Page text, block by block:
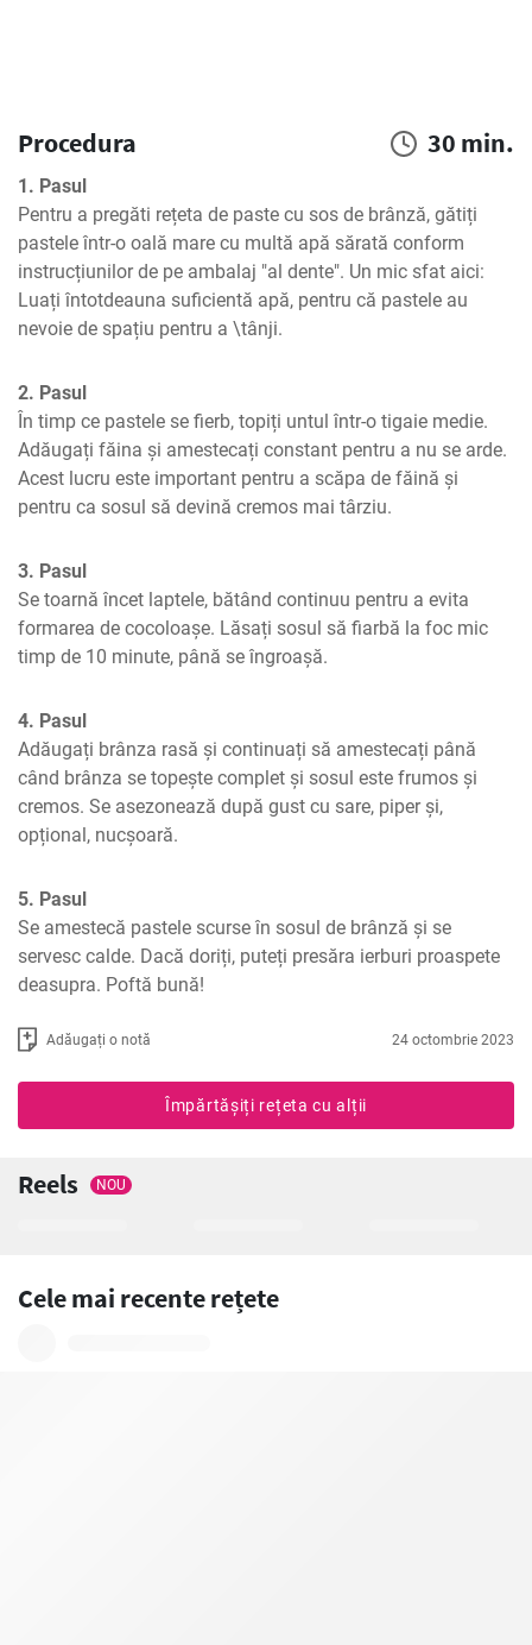
Procedura 30 min.
1. Pasul
Pentru a pregăti rețeta de paste cu sos de brânză, gătiți
pastele într-o oală mare cu multă apă sărată conform
instrucțiunilor de pe ambalaj "al dente". Un mic sfat aici:
Luați întotdeauna suficientă apă, pentru că pastele au
nevoie de spațiu pentru a \tânji.
2. Pasul
În timp ce pastele se fierb, topiți untul într-o tigaie medie.
Adăugați făina și amestecați constant pentru a nu se arde.
Acest lucru este important pentru a scăpa de făină și
pentru ca sosul să devină cremos mai târziu.
3. Pasul
Se toarnă încet laptele, bătând continuu pentru a evita
formarea de cocoloașe. Lăsați sosul să fiarbă la foc mic
timp de 10 minute, până se îngroașă.
4. Pasul
Adăugați brânza rasă și continuați să amestecați până
când brânza se topește complet și sosul este frumos și
cremos. Se asezonează după gust cu sare, piper și,
opțional, nucșoară.
5. Pasul
Se amestecă pastele scurse în sosul de brânză și se
servesc calde. Dacă doriți, puteți presăra ierburi proaspete
deasupra. Poftă bună!
Adăugați o notă 24 octombrie 2023
Împărtășiți rețeta cu alții
Reels NOU
Cele mai recente rețete